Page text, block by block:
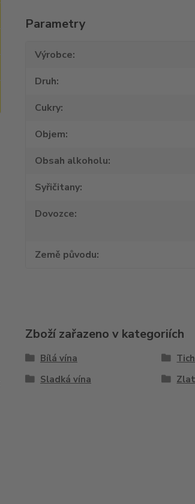
Parametry
Výrobce
Druh
Cukry
Objem
Obsah alkoholu
Syřičitany
Dovozce
Země původu
Zboží zařazeno v kategoriích
Bílá vína
Sladká vína